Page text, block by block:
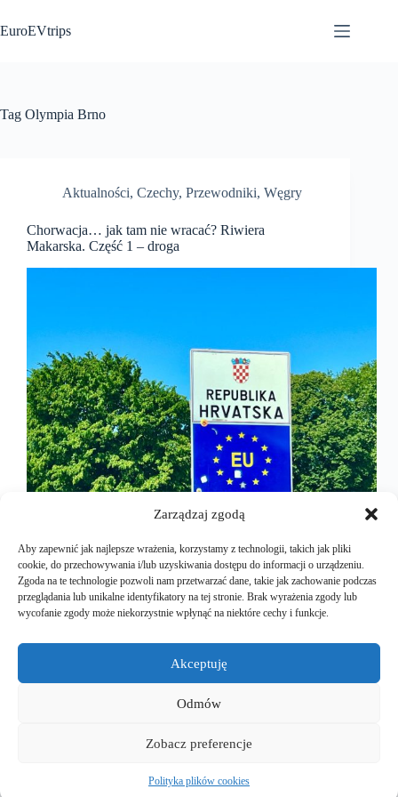
Zarządzaj zgodą
Aby zapewnić jak najlepsze wrażenia, korzystamy z technologii, takich jak pliki
cookie, do przechowywania i/lub uzyskiwania dostępu do informacji o urządzeniu.
Zgoda na te technologie pozwoli nam przetwarzać dane, takie jak zachowanie podczas
przeglądania lub unikalne identyfikatory na tej stronie. Brak wyrażenia zgody lub
wycofanie zgody może niekorzystnie wpłynąć na niektóre cechy i funkcje.
Akceptuję
Odmów
Zobacz preferencje
Polityka plików cookies
do
treści
EuroEVtrips
Tag Olympia Brno
Aktualności, Czechy, Przewodniki, Węgry
Chorwacja… jak tam nie wracać? Riwiera
Makarska. Część 1 – droga
co rok, ale raz na klika lat. W sumie byliśmy tam już
cztery czy pięć razy. Zawsze jest pięknie, słonecznie
i co dla nas ważne… smacznie. Niezależnie czy
2025-11-02